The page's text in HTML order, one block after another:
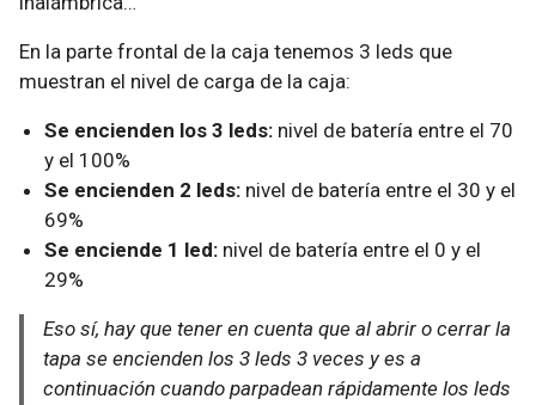
En la parte frontal de la caja tenemos 3 leds que
muestran el nivel de carga de la caja:
Se encienden los 3 leds: nivel de batería entre el 70
y el 100%
Se encienden 2 leds: nivel de batería entre el 30 y el
69%
Se enciende 1 led: nivel de batería entre el 0 y el
29%
Eso sí, hay que tener en cuenta que al abrir o cerrar la
tapa se encienden los 3 leds 3 veces y es a
continuación cuando parpadean rápidamente los leds